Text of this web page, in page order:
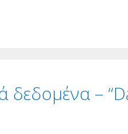
δεδομένα –